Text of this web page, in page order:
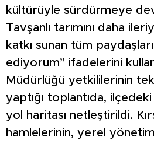
kültürüyle sürdürmeye
Tavşanlı tarımını daha
katkı sunan tüm
ediyorum” ifadelerini
Müdürlüğü yetkililerinin
yaptığı toplantıda, ilçedeki
yol haritası netleştirildi.
hamlelerinin, yerel